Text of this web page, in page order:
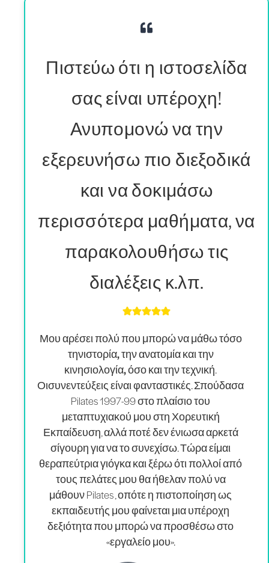
Πιστεύω ότι η ιστοσελίδα
σας είναι υπέροχη!
Ανυπομονώ να την
εξερευνήσω πιο διεξοδικά
και να δοκιμάσω
περισσότερα μαθήματα, να
παρακολουθήσω τις
διαλέξεις κ.λπ.
Μου αρέσει πολύ που μπορώ να μάθω τόσο
τηνιστορία, την ανατομία και την
κινησιολογία, όσο και την τεχνική.
Οισυνεντεύξεις είναι φανταστικές. Σπούδασα
Pilates 1997-99 στο πλαίσιο του
μεταπτυχιακού μου στη Χορευτική
Εκπαίδευση, αλλά ποτέ δεν ένιωσα αρκετά
σίγουρη για να το συνεχίσω. Τώρα είμαι
θεραπεύτρια γιόγκα και ξέρω ότι πολλοί από
τους πελάτες μου θα ήθελαν πολύ να
μάθουν Pilates , οπότε η πιστοποίηση ως
εκπαιδευτής μου φαίνεται μια υπέροχη
δεξιότητα που μπορώ να προσθέσω στο
«εργαλείο μου».